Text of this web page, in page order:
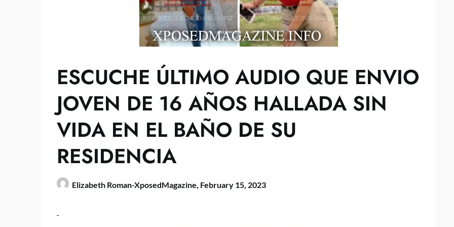
ESCUCHE ÚLTIMO AUDIO QUE ENVIO
JOVEN DE 16 AÑOS HALLADA SIN
VIDA EN EL BAÑO DE SU
RESIDENCIA
Elizabeth Roman-XposedMagazine, February 15, 2023